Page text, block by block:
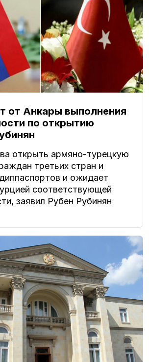
от Анкары выполнения
по открытию
открыть армяно-турецкую
третьих стран и
и ожидает
соответствующей
заявил Рубен Рубинян